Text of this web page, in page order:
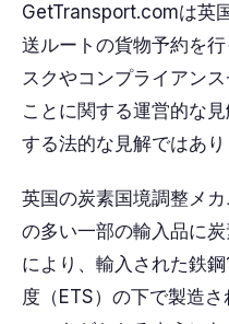
GetTransport.comは英
送ルートの貨物予約を
スクやコンプライアン
ことに関する運​​営的な
する法的な見解ではあり
英国の炭素国境調整メ
の多い一部の輸入品に
により、輸入された鉄
度（ETS）の下で製造